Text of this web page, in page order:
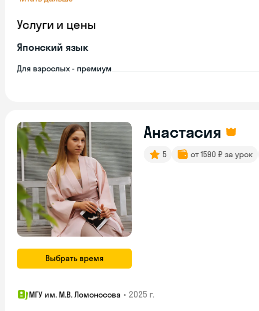
Услуги и цены
Японский язык
Для взрослых - премиум
Выбрать время
Анастасия
5 от 1590 ₽ за урок
МГУ им. М.В. Ломоносова • 2025 г.